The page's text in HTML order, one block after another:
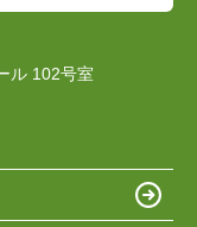
ル 102号室